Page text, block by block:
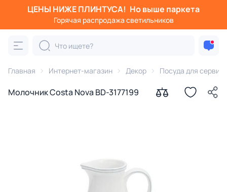
ЦЕНЫ НИЖЕ ПЛИНТУСА! Но выше паркета
Горячая распродажа светильников
Главная Интернет-магазин Декор Посуда для
Молочник Costa Nova BD-3177199